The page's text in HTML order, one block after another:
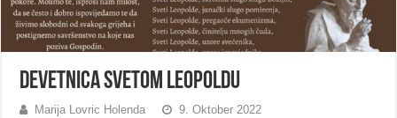
Devetnica Svetom Leopoldu
Marija Lovric Holenda 9. Oktober 2022